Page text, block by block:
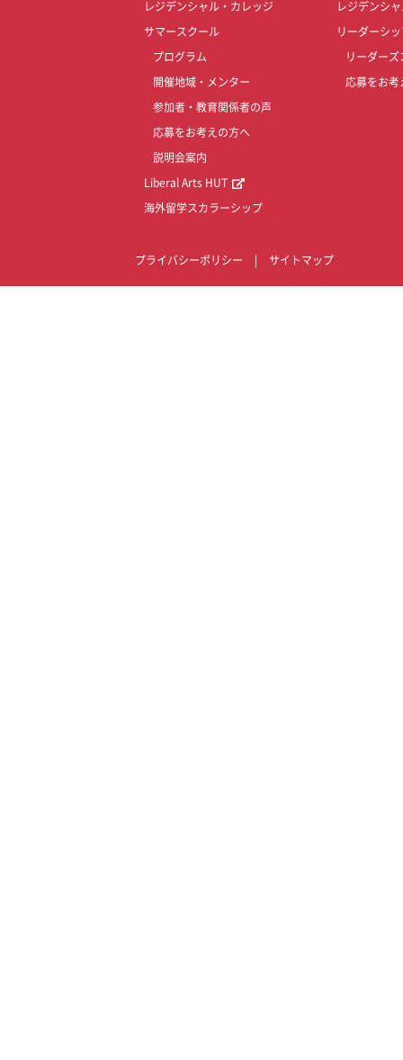
レジデンシャル・カレッジ
サマースクール
プログラム
開催地域・メンター
参加者・教育関係者の声
応募をお考えの方へ
説明会案内
Liberal Arts HUT
海外留学スカラーシップ
レジデンシ
リーダーシ
リーダーズ
応募をお考
プライバシーポリシー サイトマップ